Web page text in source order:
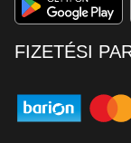
FIZETÉSI